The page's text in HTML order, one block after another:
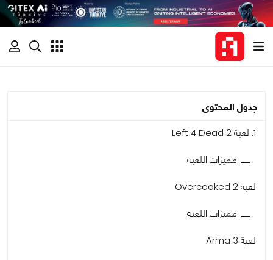
جدول المحتوى
1. لعبة Left 4 Dead 2
مميزات اللعبة:
لعبة Overcooked 2
مميزات اللعبة:
لعبة Arma 3